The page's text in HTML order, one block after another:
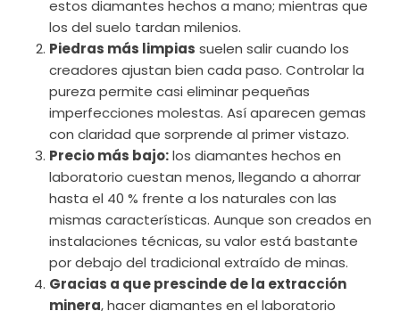
estos diamantes hechos a mano; mientras que
los del suelo tardan milenios.
Piedras más limpias suelen salir cuando los
creadores ajustan bien cada paso. Controlar la
pureza permite casi eliminar pequeñas
imperfecciones molestas. Así aparecen gemas
con claridad que sorprende al primer vistazo.
Precio más bajo:los diamantes hechos en
laboratorio cuestan menos, llegando a ahorrar
hasta el 40 % frente a los naturales con las
mismas características. Aunque son creados en
instalaciones técnicas, su valor está bastante
por debajo del tradicional extraído de minas.
Gracias a que prescinde de la extracción
minera, hacer diamantes en el laboratorio